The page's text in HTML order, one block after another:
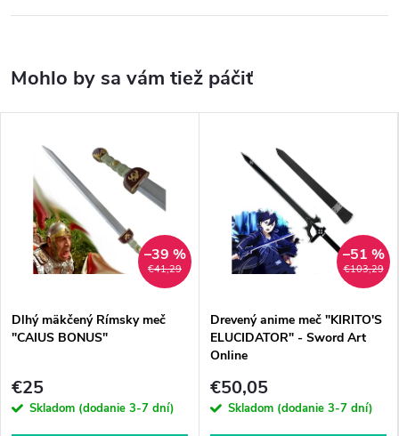
€41,29
–39 %
Dlhý mäkčený Rímsky meč
"CAIUS BONUS"
€25
Skladom (dodanie 3-7 dní)
€103,29
–51 %
Drevený anime meč "KIRITO'S
ELUCIDATOR" - Sword Art
Online
€50,05
Skladom (dodanie 3-7 dní)